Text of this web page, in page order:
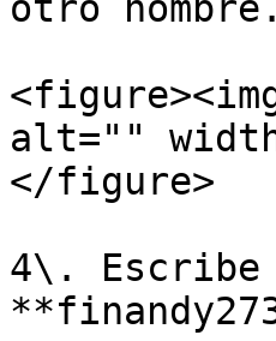
alt=""
</figure>
4\.